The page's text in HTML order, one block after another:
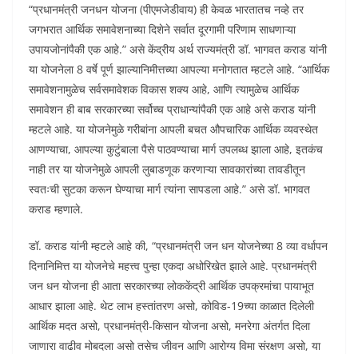
“प्रधानमंत्री जनधन योजना (पीएमजेडीवाय) ही केवळ भारतातच नव्हे तर
जगभरात आर्थिक समावेशनाच्या दिशेने सर्वात दूरगामी परिणाम साधणाऱ्या
उपायजोनांपैकी एक आहे.” असे केंद्रीय अर्थ राज्यमंत्री डॉ. भागवत कराड यांनी
या योजनेला 8 वर्षे पूर्ण झाल्यानिमीत्तच्या आपल्या मनोगतात म्हटले आहे. “आर्थिक
समावेशनामुळेच सर्वसमावेशक विकास शक्य आहे, आणि त्यामुळेच आर्थिक
समावेशन ही बाब सरकारच्या सर्वोच्च प्राधान्यांपैकी एक आहे असे कराड यांनी
म्हटले आहे. या योजनेमुळे गरीबांना आपली बचत औपचारिक आर्थिक व्यवस्थेत
आणण्याचा, आपल्या कुटुंबाला पैसे पाठवण्याचा मार्ग उपलब्ध झाला आहे, इतकंच
नाही तर या योजनेमुळे आपली लुबाडणूक करणाऱ्या सावकारांच्या तावडीतून
स्वतःची सुटका करून घेण्याचा मार्ग त्यांना सापडला आहे.” असे डॉ. भागवत
कराड म्हणाले.
डॉ. कराड यांनी म्हटले आहे की, “प्रधानमंत्री जन धन योजनेच्या 8 व्या वर्धापन
दिनानिमित्त या योजनेचे महत्त्व पुन्हा एकदा अधोरिखेत झाले आहे. प्रधानमंत्री
जन धन योजना ही आता सरकारच्या लोककेंद्री आर्थिक उपक्रमांचा पायाभूत
आधार झाला आहे. थेट लाभ हस्तांतरण असो, कोविड-19च्या काळात दिलेली
आर्थिक मदत असो, प्रधानमंत्री-किसान योजना असो, मनरेगा अंतर्गत दिला
जाणारा वाढीव मोबदला असो तसेच जीवन आणि आरोग्य विमा संरक्षण असो, या